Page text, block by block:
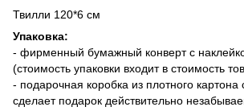
Твилли 120*6 см
Упаковка:
- фирменный бумажный конверт с
(стоимость упаковки входит в стоимость
- подарочная коробка из плотного картона
сделает подарок действительно